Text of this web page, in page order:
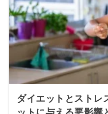
ダイエットとストレ